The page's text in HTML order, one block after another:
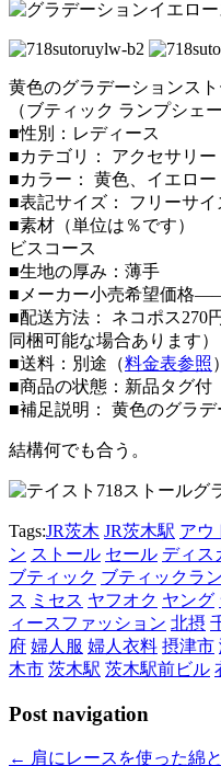
黄色のグラデーションス
（ブティック ランプシェー
■性別：レディース
■カテゴリ： アクセサリー
■カラー： 黄色、イエロー
■表記サイズ： フリーサイ
■素材（単位は％です）
ビスコース
■生地の厚み：薄手
■メーカー小売希望価格—–
■配送方法： ネコポス270
同梱可能な場合あります）
■送料：別途（料金表参照）
■商品の状態：新品タグ付
■補足説明： 黄色のグラデ
結構何でも合う。
Tags:JR茨木 JR茨木駅 アウ
ン ストール セール ディス
ブティック ブティックラ
ス ミセス ヤフオク ヤング
ィースファッション 北摂
府 婦人服 婦人衣料 摂津市
木市 茨木駅 茨木駅前ビル
Post navigation
← 肩にレースを使った綿